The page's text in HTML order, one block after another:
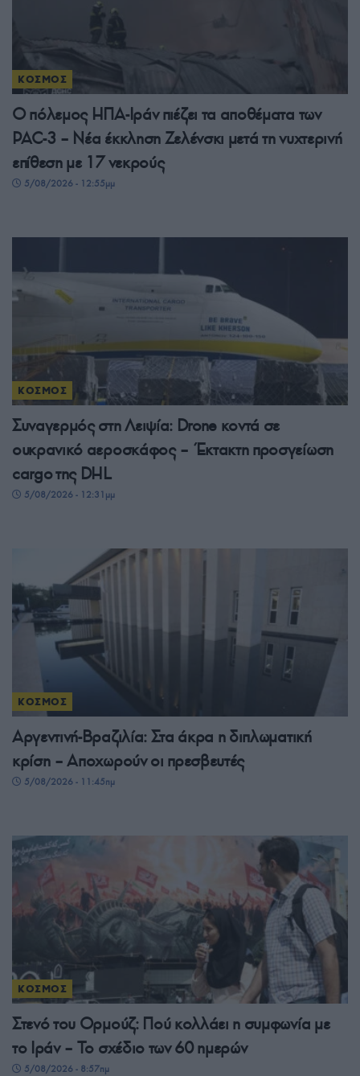
ΚΟΣΜΟΣ
Ο πόλεμος ΗΠΑ-Ιράν πιέζει τα αποθέματα των
PAC-3 – Νέα έκκληση Ζελένσκι μετά τη νυχτερινή
επίθεση με 17 νεκρούς
5/08/2026 - 12:55μμ
ΚΟΣΜΟΣ
Συναγερμός στη Λειψία: Drone κοντά σε
ουκρανικό αεροσκάφος – Έκτακτη προσγείωση
cargo της DHL
5/08/2026 - 12:31μμ
ΚΟΣΜΟΣ
Αργεντινή-Βραζιλία: Στα άκρα η διπλωματική
κρίση – Αποχωρούν οι πρεσβευτές
5/08/2026 - 11:45πμ
ΚΟΣΜΟΣ
Στενό του Ορμούζ: Πού κολλάει η συμφωνία με
το Ιράν – Το σχέδιο των 60 ημερών
5/08/2026 - 8:57πμ